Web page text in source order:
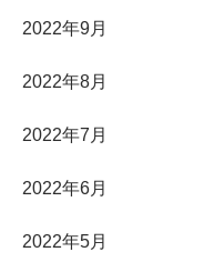
2022年9月
2022年8月
2022年7月
2022年6月
2022年5月